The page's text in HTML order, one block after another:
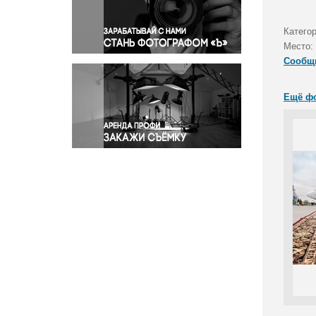
Правосудие
Происшествия и конфликты
Религия
Светская жизнь
Спорт
Экология
Экономика и бизнес
Место:
Ещё